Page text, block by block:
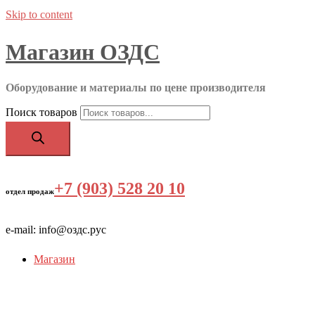
Skip to content
Магазин ОЗДС
Оборудование и материалы по цене производителя
Поиск товаров
отдел продаж+7 (903) 528 20 10
e-mail: info@оздс.рус
Магазин